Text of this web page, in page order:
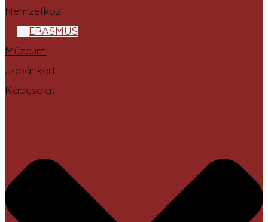
Nemzetközi
ERASMUS
Múzeum
Japánkert
Kapcsolat